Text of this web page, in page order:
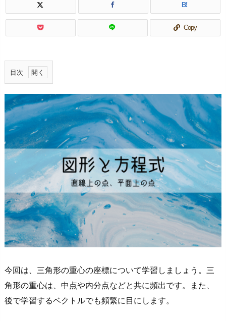
B!
Copy
目次
数
直
線
上
の
分
の
内
分
点・
外
点
1.
1.
今回は、三角形の重心の座標について学習しましょう。三
角形の重心は、中点や内分点などと共に頻出です。また、
後で学習するベクトルでも頻繁に目にします。